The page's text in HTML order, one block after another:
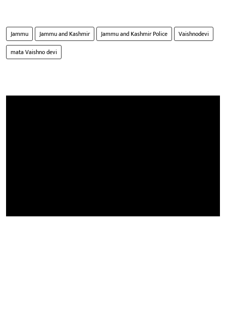
Jammu Jammu and Kashmir Jammu and Kashmir Police
Vaishnodevi
mata Vaishno devi